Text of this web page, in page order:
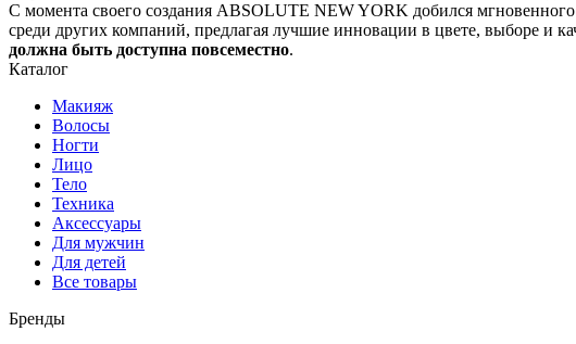
С момента своего создания ABSOLUTE NEW YORK добился
среди других компаний, предлагая лучшие инновации в цвете, выборе и
должна быть доступна повсеместно.
Каталог
Макияж
Волосы
Ногти
Лицо
Тело
Техника
Аксессуары
Для мужчин
Для детей
Все товары
Бренды